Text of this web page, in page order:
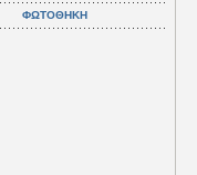
ΦΩΤΟΘΗΚΗ